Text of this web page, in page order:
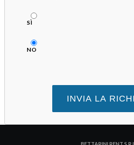
SÌ
NO
BETTARINI RENT S.R.L.